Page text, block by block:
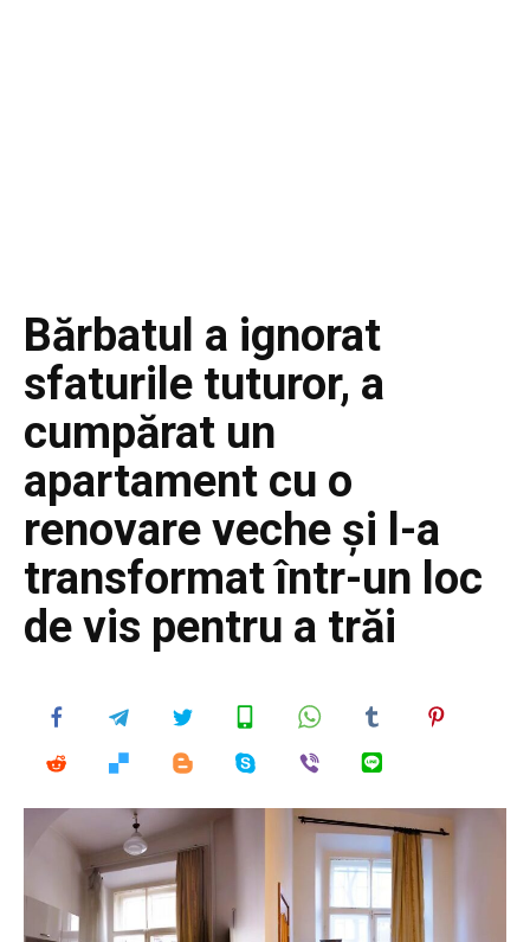
Bărbatul a ignorat
sfaturile tuturor, a
cumpărat un
apartament cu o
renovare veche și l-a
transformat într-un loc
de vis pentru a trăi